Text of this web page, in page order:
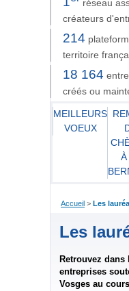
réseau
créateurs
214
territoire
18 164
créés ou
MEILLEURS
VOEUX
À
Accueil > Les
Les
Retrouvez
entreprises
Vosges au